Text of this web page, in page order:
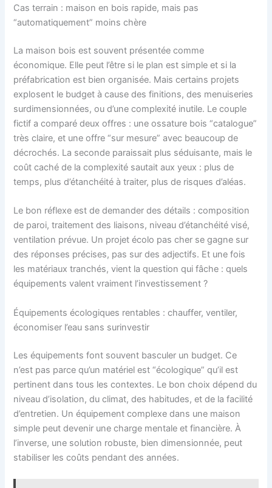
Cas terrain : maison en bois rapide, mais pas
“automatiquement” moins chère
La maison bois est souvent présentée comme
économique. Elle peut l’être si le plan est simple et si la
préfabrication est bien organisée. Mais certains projets
explosent le budget à cause des finitions, des menuiseries
surdimensionnées, ou d’une complexité inutile. Le couple
fictif a comparé deux offres : une ossature bois “catalogue”
très claire, et une offre “sur mesure” avec beaucoup de
décrochés. La seconde paraissait plus séduisante, mais le
coût caché de la complexité sautait aux yeux : plus de
temps, plus d’étanchéité à traiter, plus de risques d’aléas.
Le bon réflexe est de demander des détails : composition
de paroi, traitement des liaisons, niveau d’étanchéité visé,
ventilation prévue. Un projet écolo pas cher se gagne sur
des réponses précises, pas sur des adjectifs. Et une fois
les matériaux tranchés, vient la question qui fâche : quels
équipements valent vraiment l’investissement ?
Équipements écologiques rentables : chauffer, ventiler,
économiser l’eau sans surinvestir
Les équipements font souvent basculer un budget. Ce
n’est pas parce qu’un matériel est “écologique” qu’il est
pertinent dans tous les contextes. Le bon choix dépend du
niveau d’isolation, du climat, des habitudes, et de la facilité
d’entretien. Un équipement complexe dans une maison
simple peut devenir une charge mentale et financière. À
l’inverse, une solution robuste, bien dimensionnée, peut
stabiliser les coûts pendant des années.